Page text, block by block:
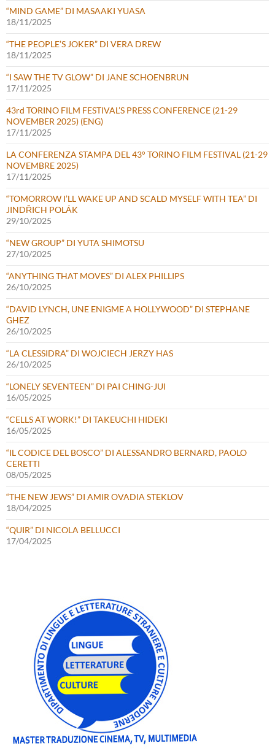
“MIND GAME” DI MASAAKI YUASA
18/11/2025
“THE PEOPLE’S JOKER” DI VERA DREW
18/11/2025
“I SAW THE TV GLOW” DI JANE SCHOENBRUN
17/11/2025
43rd TORINO FILM FESTIVAL’S PRESS CONFERENCE (21-29
NOVEMBER 2025) (ENG)
17/11/2025
LA CONFERENZA STAMPA DEL 43° TORINO FILM FESTIVAL (21-29
NOVEMBRE 2025)
17/11/2025
“TOMORROW I’LL WAKE UP AND SCALD MYSELF WITH TEA” DI
JINDŘICH POLÁK
29/10/2025
“NEW GROUP” DI YUTA SHIMOTSU
27/10/2025
“ANYTHING THAT MOVES” DI ALEX PHILLIPS
26/10/2025
“DAVID LYNCH, UNE ENIGME A HOLLYWOOD” DI STEPHANE
GHEZ
26/10/2025
“LA CLESSIDRA” DI WOJCIECH JERZY HAS
26/10/2025
“LONELY SEVENTEEN” DI PAI CHING-JUI
16/05/2025
“CELLS AT WORK!” DI TAKEUCHI HIDEKI
16/05/2025
“IL CODICE DEL BOSCO” DI ALESSANDRO BERNARD, PAOLO
CERETTI
08/05/2025
“THE NEW JEWS” DI AMIR OVADIA STEKLOV
18/04/2025
“QUIR” DI NICOLA BELLUCCI
17/04/2025